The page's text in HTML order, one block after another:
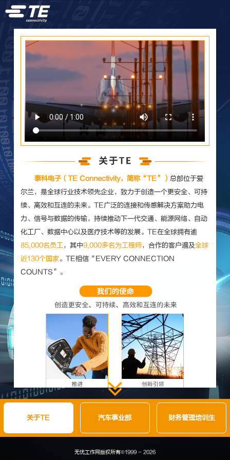
泰科电子（TE Connectivity，简称“TE”）总部位于爱
尔兰，是全球行业技术领先企业，致力于创造一个更安全、可持
续、高效和互连的未来。TE广泛的连接和传感解决方案助力电
力、信号与数据的传输，持续推动下一代交通、能源网络、自动
化工厂、数据中心以及医疗技术等的发展。TE在全球拥有逾
85,000名员工，其中9,000多名为工程师，合作的客户遍及全球
近130个国家。TE相信“EVERY CONNECTION
COUNTS”。
关于TE 汽车事业部 财务管理培训生
无忧工作网版权所有©1999 - 2026